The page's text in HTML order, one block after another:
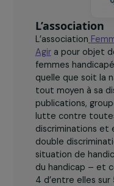
L’association